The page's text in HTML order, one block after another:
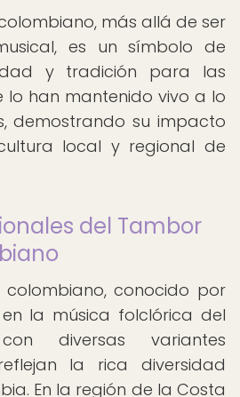
más allá de ser
es un símbolo de
y tradición para las
lo han mantenido vivo a lo
demostrando su impacto
local y regional de
del Tambor
colombiano, conocido por
la música folclórica del
diversas variantes
la rica diversidad
En la región de la Costa